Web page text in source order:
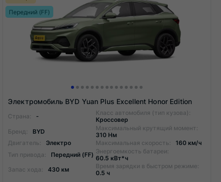
Передний (FF)
Электромобиль BYD Yuan Plus Excellent Honor Edition
Страна: -
Класс автомобиля (тип кузова):
Кроссовер
Бренд:
BYD
Максимальный крутящий момент:
310 Нм
Двигатель:
Электро Максимальная скорость:
160 км/ч
Тип привода:
Передний (FF) Энергоемкость батареи:
60.5 кВт*ч
Запас хода:
430 км
Время зарядки в быстром режиме:
0.5 ч